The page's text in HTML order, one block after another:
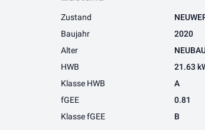
Zustand
Baujahr
2020
Alter
HWB
21.63
Klasse HWB
A
fGEE
0.81
Klasse fGEE
B